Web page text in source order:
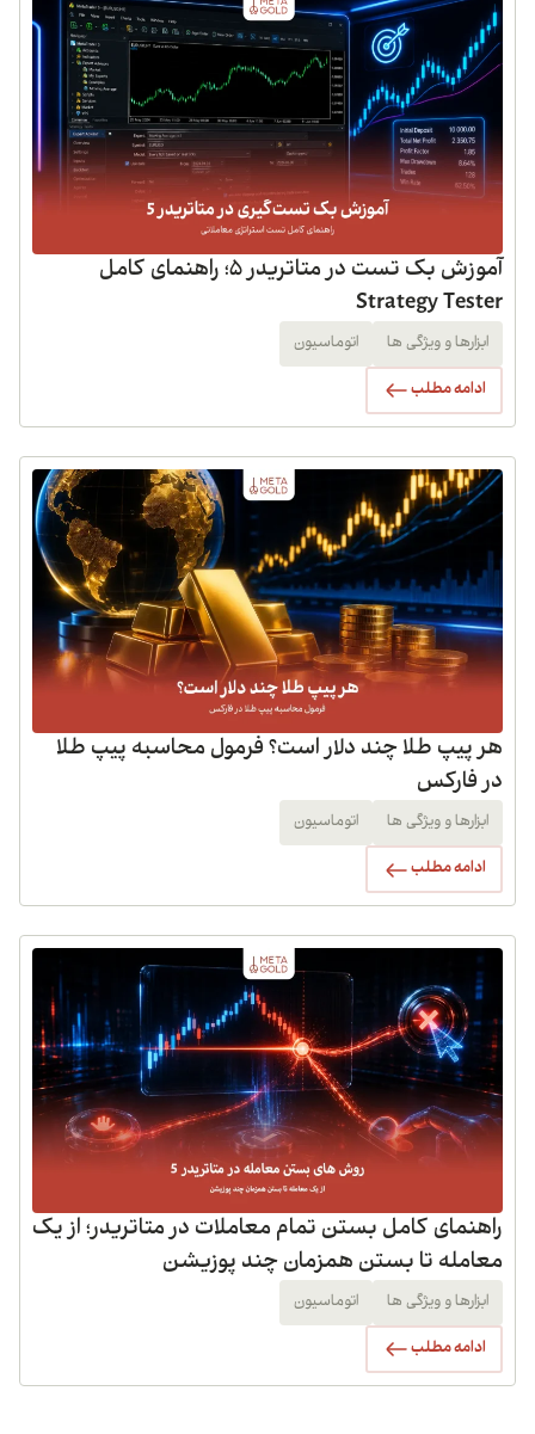
آموزش بک تست در متاتریدر 5؛ راهنمای کامل
Strategy Tester
ابزارها و ویژگی ها اتوماسیون
ادامه مطلب
هر پیپ طلا چند دلار است؟ فرمول محاسبه پیپ طلا
در فارکس
ابزارها و ویژگی ها اتوماسیون
ادامه مطلب
راهنمای کامل بستن تمام معاملات در متاتریدر؛ از یک
معامله تا بستن همزمان چند پوزیشن
ابزارها و ویژگی ها اتوماسیون
ادامه مطلب